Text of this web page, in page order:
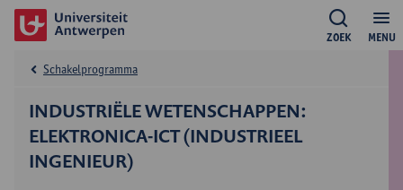
MENU
ZOEK
INDUSTRIËLE WETENSCHAPPEN:
ELEKTRONICA-ICT (INDUSTRIEEL
INGENIEUR)
Schakelprogramma